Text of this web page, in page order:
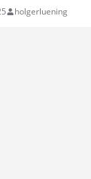
holgerluening